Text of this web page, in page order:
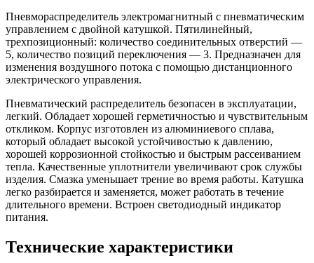
Пневмораспределитель электромагнитный с пневматическим
управлением с двойной катушкой. Пятилинейный,
трехпозиционный: количество соединительных отверстий —
5, количество позиций переключения — 3. Предназначен для
изменения воздушного потока с помощью дистанционного
электрического управления.
Пневматический распределитель безопасен в эксплуатации,
легкий. Обладает хорошей герметичностью и чувствительным
откликом. Корпус изготовлен из алюминиевого сплава,
который обладает высокой устойчивостью к давлению,
хорошей коррозионной стойкостью и быстрым рассеиванием
тепла. Качественные уплотнители увеличивают срок службы
изделия. Смазка уменьшает трение во время работы. Катушка
легко разбирается и заменяется, может работать в течение
длительного времени. Встроен светодиодный индикатор
питания.
Технические характеристики